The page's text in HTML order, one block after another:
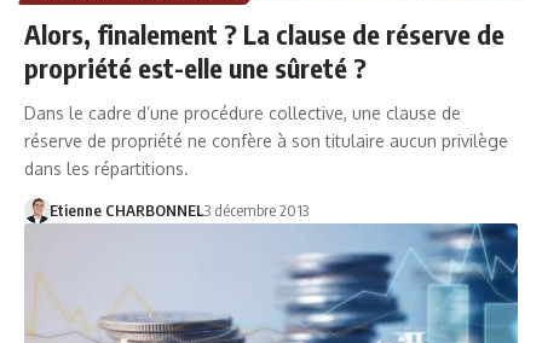
Alors, finalement ? La clause de réserve de
propriété est-elle une sûreté ?
Dans le cadre d’une procédure collective, une clause de
réserve de propriété ne confère à son titulaire aucun privilège
dans les répartitions.
Etienne CHARBONNEL3 décembre 2013